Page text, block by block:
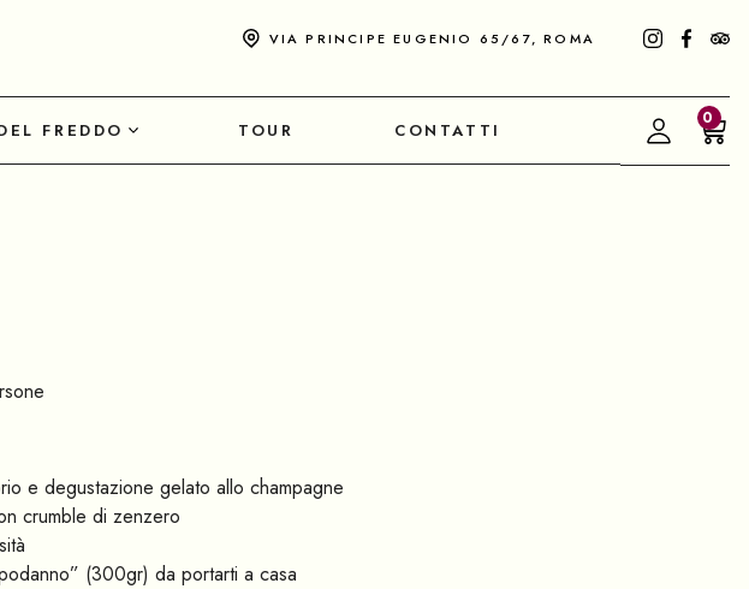
VIA PRINCIPE EUGENIO 65/67, ROMA
FREDDO TOUR CONTATTI
0
e degustazione gelato allo champagne
crumble di zenzero
(300gr) da portarti a casa